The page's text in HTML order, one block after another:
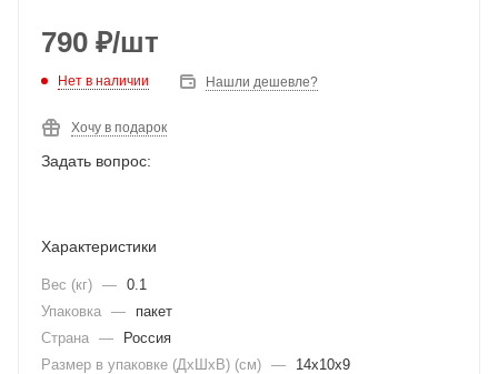
790 ₽/шт
Нет в наличии Нашли дешевле?
Хочу в подарок
Задать вопрос:
Характеристики
Вес (кг) — 0.1
Упаковка —
пакет
Страна —
Россия
Размер в упаковке (ДхШxВ) (см) —
14х10х9